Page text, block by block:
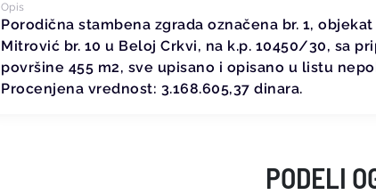
Opis
Porodična stambena zgrada označena br. 1,
Mitrović br. 10 u Beloj Crkvi, na k.p. 10450/30, sa
površine 455 m2, sve upisano i opisano u listu
Procenjena vrednost: 3.168.605,37 dinara.
PODELI